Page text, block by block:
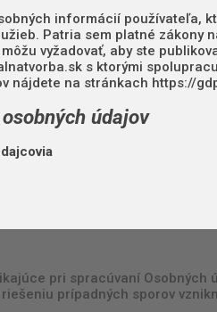
informácií používateľa,
Patria sem platné zákony
vyžadovať, aby ste
s ktorými
nájdete na stránkach https://
údajov
pri spracúvaní
prípadných sporov